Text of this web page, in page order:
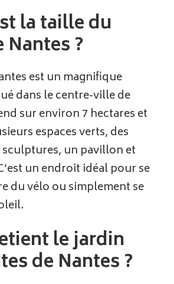
la taille du
?
est un magnifique
dans le centre-ville de
sur environ 7 hectares et
espaces verts, des
un pavillon et
un endroit idéal pour se
du vélo ou simplement se
le jardin
de Nantes ?